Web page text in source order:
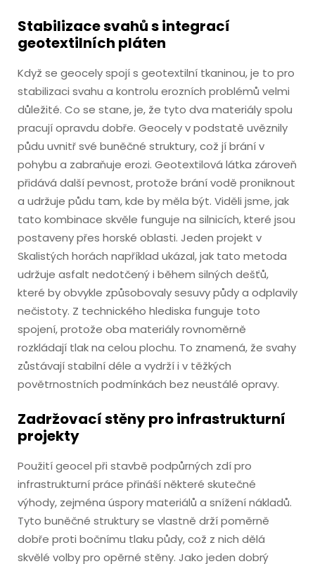
Stabilizace svahů s integrací
geotextilních pláten
Když se geocely spojí s geotextilní tkaninou, je to pro
stabilizaci svahu a kontrolu erozních problémů velmi
důležité. Co se stane, je, že tyto dva materiály spolu
pracují opravdu dobře. Geocely v podstatě uvěznily
půdu uvnitř své buněčné struktury, což jí brání v
pohybu a zabraňuje erozi. Geotextilová látka zároveň
přidává další pevnost, protože brání vodě proniknout
a udržuje půdu tam, kde by měla být. Viděli jsme, jak
tato kombinace skvěle funguje na silnicích, které jsou
postaveny přes horské oblasti. Jeden projekt v
Skalistých horách například ukázal, jak tato metoda
udržuje asfalt nedotčený i během silných dešťů,
které by obvykle způsobovaly sesuvy půdy a odplavily
nečistoty. Z technického hlediska funguje toto
spojení, protože oba materiály rovnoměrně
rozkládají tlak na celou plochu. To znamená, že svahy
zůstávají stabilní déle a vydrží i v těžkých
povětrnostních podmínkách bez neustálé opravy.
Zadržovací stěny pro infrastrukturní
projekty
Použití geocel při stavbě podpůrných zdí pro
infrastrukturní práce přináší některé skutečné
výhody, zejména úspory materiálů a snížení nákladů.
Tyto buněčné struktury se vlastně drží poměrně
dobře proti bočnímu tlaku půdy, což z nich dělá
skvělé volby pro opěrné stěny. Jako jeden dobrý